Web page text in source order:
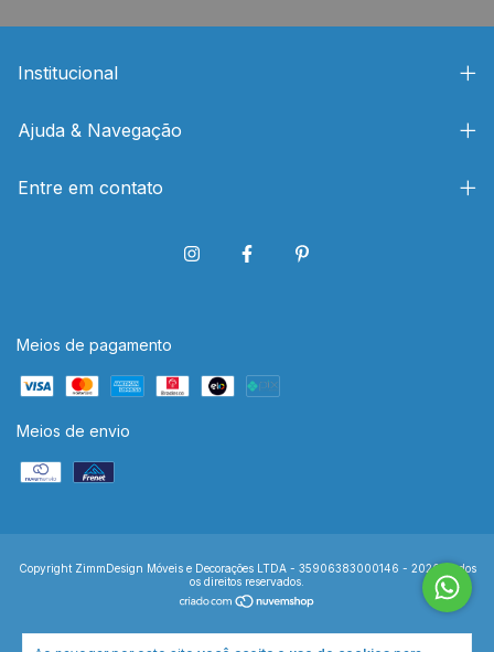
Institucional
Ajuda & Navegação
Entre em contato
Meios de pagamento
Meios de envio
Copyright ZimmDesign Móveis e Decorações LTDA - 35906383000146 - 2026. Todos
os direitos reservados.